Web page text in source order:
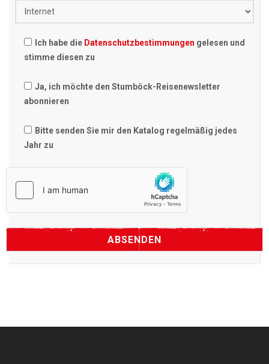
Ich habe die Datenschutzbestimmungen gelesen und
stimme diesen zu
Ja, ich möchte den Stumböck-Reisenewsletter
abonnieren
Bitte senden Sie mir den Katalog regelmäßig jedes
Jahr zu